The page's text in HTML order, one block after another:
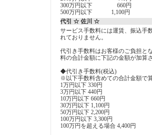
300万円以下 660円
500万円以下 1,100円
代引 ☆ 佐川 ☆
サービス手数料には運賃、振込手
れておりません。
代引き手数料はお客様のご負担と
料の合計金額に下記の金額が加算
◆代引き手数料(税込)
※以下手数料含めての合計金額で
1万円以下 330円
3万円以下 440円
10万円以下 660円
30万円以下 1,100円
50万円以下 2,200円
100万円以下 3,300円
100万円を超える場合 4,400円